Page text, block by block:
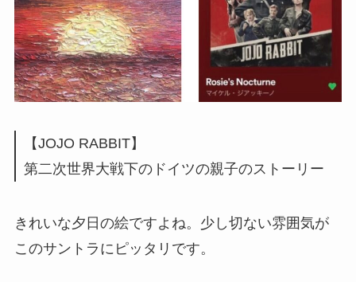
【JOJO RABBIT】
第二次世界大戦下のドイツの親子のストーリー
きれいな夕日の絵ですよね。少し切ない雰囲気が
このサントラにピッタリです。